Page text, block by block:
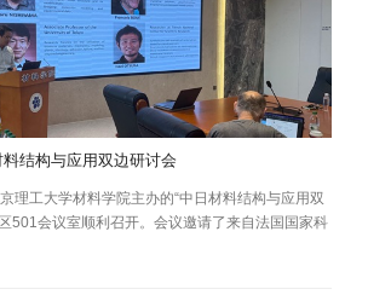
结构与应用双边研讨会
理工大学材料学院主办的“中日材料结构与应用双
501会议室顺利召开。会议邀请了来自法国国家科
本籍学者作学术报告，吸引了北京理工大学、中
京化工大学、北京林业大学、中国林业科学研究